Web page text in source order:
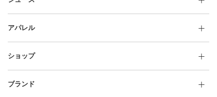
アパレル
ショップ
ブランド